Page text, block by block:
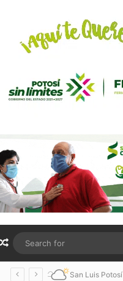
Random Article
San Luis Potosí